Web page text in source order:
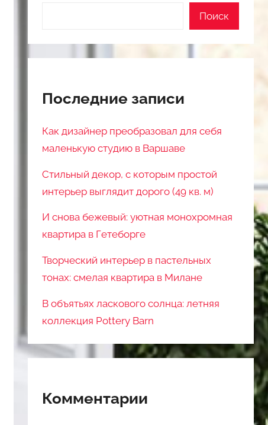
Поиск
Последние записи
Как дизайнер преобразовал для себя
маленькую студию в Варшаве
Стильный декор, с которым простой
интерьер выглядит дорого (49 кв. м)
И снова бежевый: уютная монохромная
квартира в Гетеборге
Творческий интерьер в пастельных
тонах: смелая квартира в Милане
В объятьях ласкового солнца: летняя
коллекция Pottery Barn
Комментарии